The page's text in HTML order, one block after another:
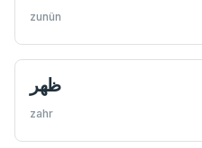
zunün
ظهر
zahr